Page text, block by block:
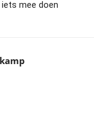
mee doen